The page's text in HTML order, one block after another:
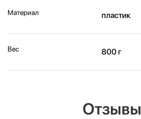
Материал пластик
Вес 800 г
Отзывы